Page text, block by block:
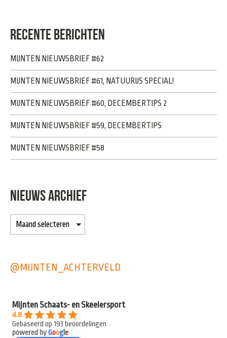
RECENTE BERICHTEN
MIJNTEN NIEUWSBRIEF #62
MIJNTEN NIEUWSBRIEF #61, NATUURIJS SPECIAL!
MIJNTEN NIEUWSBRIEF #60, DECEMBERTIPS 2
MIJNTEN NIEUWSBRIEF #59, DECEMBERTIPS
MIJNTEN NIEUWSBRIEF #58
NIEUWS ARCHIEF
@MIJNTEN_ACHTERVELD
Mijnten Schaats- en Skeelersport
4.8
Gebaseerd op 193 beoordelingen
powered byGoogle